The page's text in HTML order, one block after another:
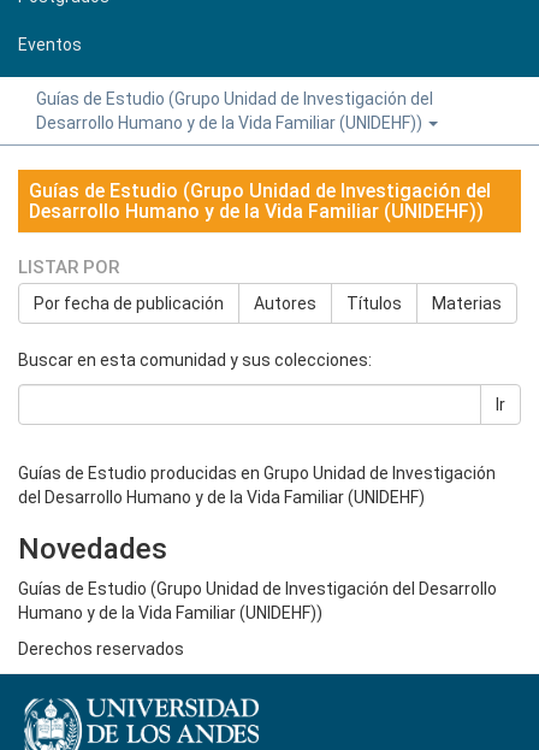
Eventos
Guías de Estudio (Grupo Unidad de Investigación del
Desarrollo Humano y de la Vida Familiar (UNIDEHF))
Guías de Estudio (Grupo Unidad de Investigación del
Desarrollo Humano y de la Vida Familiar (UNIDEHF))
LISTAR POR
Por fecha de publicación Autores Títulos Materias
Buscar en esta comunidad y sus colecciones:
Ir
Guías de Estudio producidas en Grupo Unidad de Investigación
del Desarrollo Humano y de la Vida Familiar (UNIDEHF)
Novedades
Guías de Estudio (Grupo Unidad de Investigación del Desarrollo
Humano y de la Vida Familiar (UNIDEHF))
Derechos reservados